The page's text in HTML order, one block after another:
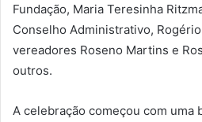
Fundação, Maria Teresinha
Conselho Administrativo,
vereadores Roseno Martins e
outros.
A celebração começou com uma